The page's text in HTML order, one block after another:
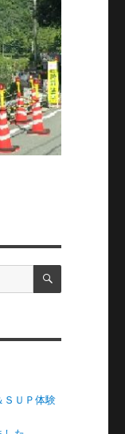
検
ＳＵＰ体験